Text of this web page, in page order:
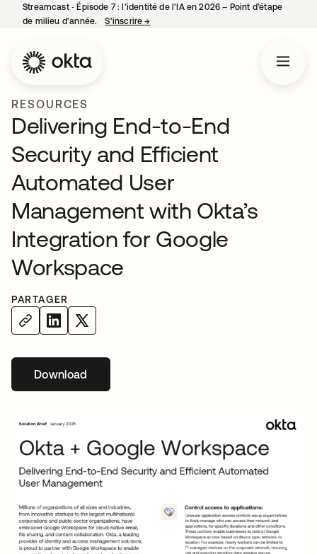
Streamcast ‑ Épisode 7 : l’identité de l’IA en 2026 – Point d’étape
de milieu d’année.
S’inscrire→
RESOURCES
Delivering End-to-End
Security and Efficient
Automated User
Management with Okta’s
Integration for Google
Workspace
PARTAGER
Downloads’ouvre dans un nouvel onglet